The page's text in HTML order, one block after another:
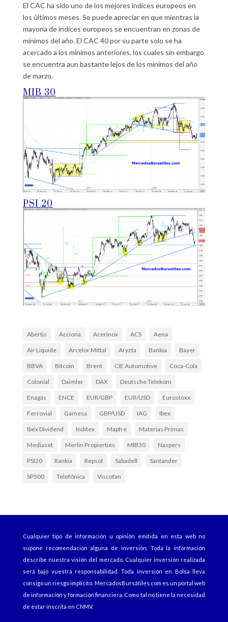
El CAC ha sido uno de los mejores índices europeos en
los últimos meses. Se puede apreciar en que mientras la
mayoría de índices europeos se encuentran en zonas de
mínimos del año. El CAC 40 por su parte solo se ha
acercado a los mínimos anteriores, los cuales sin embargo
se encuentra aun bastante lejos de los mínimos del año
de marzo.
MIB 30
PSI 20
Abertis Acciona Acerinox ACS Aena
Air Liquide Arcelor Mittal Aryzta Bankia Bayer
BBVA Bitcoin Brent CIE Automotive Coca-Cola
Colonial Daimler DAX Deutsche Telekom
Enagás ENCE EUR/GBP EUR/USD Eurostoxx
Ferrovial Gamesa GBP/USD IAG Ibex
Ibex Dividend Inditex Mapfre Materias Primas
Mediaset Merlin Propierties MIB30 Naspers
PSI20 Rankia Repsol Sabadell Santander
SP500 Telefónica Viscofan
Cualquier tipo de información u opinión emitida en esta web no
supone recomendación alguna de inversión. Toda la información
describe nuestra visión del mercado. Cualquier inversión realizada
será bajo vuestra responsabilidad. Toda inversión en Bolsa lleva
consigo un riesgo implícito. MercadosBursátiles.com es un portal web
de información y formación financiera. Como tal no tiene la necesidad
de estar inscrita en CNMV.